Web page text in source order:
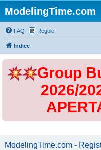
ModelingTime.com
FAQ Regole
Indice
Group
2026/
ModelingTime.com -